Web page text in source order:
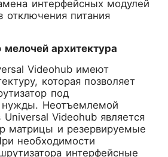
интерфейсных модулей
отключения питания
архитектура
Videohub имеют
которая позволяет
под
нужды. Неотъемлемой
Videohub является
матрицы и резервируемые
необходимости
интерфейсные